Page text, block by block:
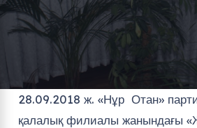
28.09.2018 ж. «Нұр Отан»
қалалық филиалы жанындағы